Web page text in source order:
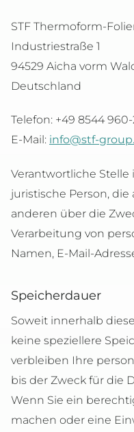
STF Thermoform-
Industriestraße 1
94529 Aicha vorm
Deutschland
Telefon: +49 8544
E-Mail: info@stf-
Verantwortliche
juristische Person,
anderen über die
Verarbeitung von
Namen, E-Mail-
Speicherdauer
Soweit innerhalb
keine speziellere
verbleiben Ihre
bis der Zweck für die
Wenn Sie ein
machen oder eine